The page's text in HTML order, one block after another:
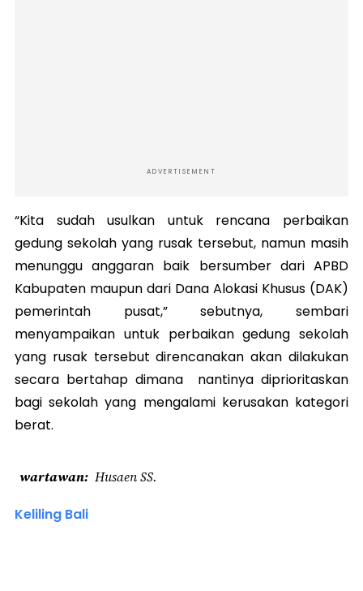
ADVERTISEMENT
“Kita sudah usulkan untuk rencana perbaikan
gedung sekolah yang rusak tersebut, namun masih
menunggu anggaran baik bersumber dari APBD
Kabupaten maupun dari Dana Alokasi Khusus (DAK)
pemerintah pusat,” sebutnya, sembari
menyampaikan untuk perbaikan gedung sekolah
yang rusak tersebut direncanakan akan dilakukan
secara bertahap dimana nantinya diprioritaskan
bagi sekolah yang mengalami kerusakan kategori
berat.
wartawan Husaen SS.
Keliling Bali